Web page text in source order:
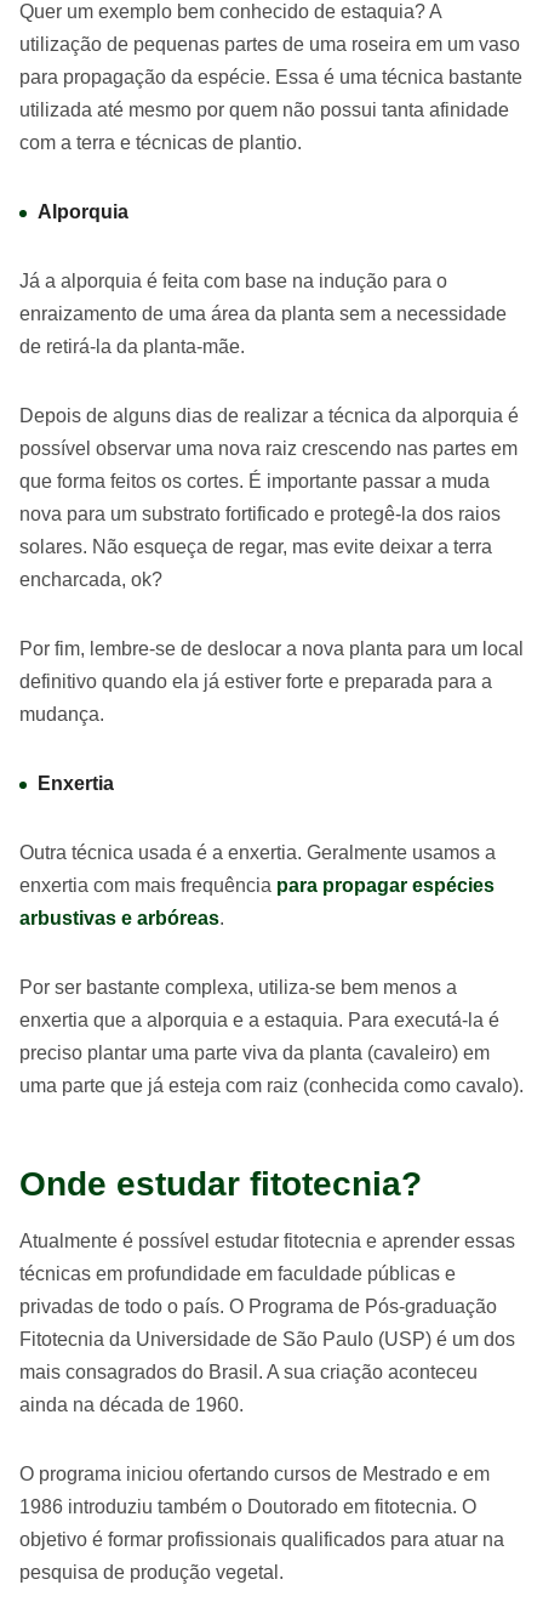
Quer um exemplo bem conhecido de estaquia? A
utilização de pequenas partes de uma roseira em um vaso
para propagação da espécie. Essa é uma técnica bastante
utilizada até mesmo por quem não possui tanta afinidade
com a terra e técnicas de plantio.
Alporquia
Já a alporquia é feita com base na indução para o
enraizamento de uma área da planta sem a necessidade
de retirá-la da planta-mãe.
Depois de alguns dias de realizar a técnica da alporquia é
possível observar uma nova raiz crescendo nas partes em
que forma feitos os cortes. É importante passar a muda
nova para um substrato fortificado e protegê-la dos raios
solares. Não esqueça de regar, mas evite deixar a terra
encharcada, ok?
Por fim, lembre-se de deslocar a nova planta para um local
definitivo quando ela já estiver forte e preparada para a
mudança.
Enxertia
Outra técnica usada é a enxertia. Geralmente usamos a
enxertia com mais frequência para propagar espécies
arbustivas e arbóreas.
Por ser bastante complexa, utiliza-se bem menos a
enxertia que a alporquia e a estaquia. Para executá-la é
preciso plantar uma parte viva da planta (cavaleiro) em
uma parte que já esteja com raiz (conhecida como cavalo).
Onde estudar fitotecnia?
Atualmente é possível estudar fitotecnia e aprender essas
técnicas em profundidade em faculdade públicas e
privadas de todo o país. O Programa de Pós-graduação
Fitotecnia da Universidade de São Paulo (USP) é um dos
mais consagrados do Brasil. A sua criação aconteceu
ainda na década de 1960.
O programa iniciou ofertando cursos de Mestrado e em
1986 introduziu também o Doutorado em fitotecnia. O
objetivo é formar profissionais qualificados para atuar na
pesquisa de produção vegetal.